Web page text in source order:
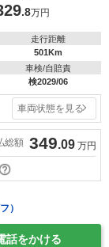
.8万円
走行距離
501Km
車検/自賠責
検2029/06
車両状態を見る
総額 349.09 万円
）
話をかける